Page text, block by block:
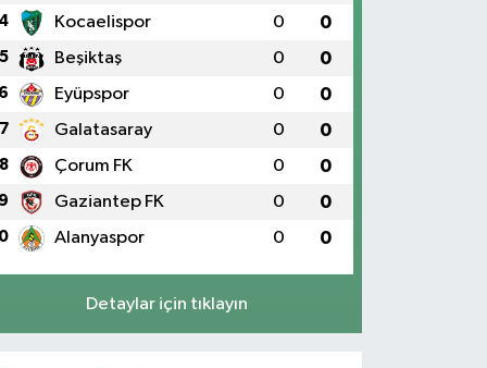
4 Kocaelispor 0 0
5 Beşiktaş 0 0
6 Eyüpspor 0 0
7 Galatasaray 0 0
8 Çorum FK 0 0
9 Gaziantep FK 0 0
Alanyaspor 0 0
Detaylar için tıklayın